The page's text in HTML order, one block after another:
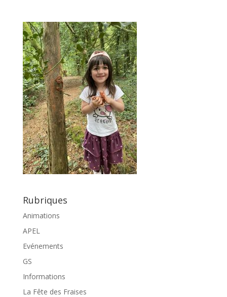
Rubriques
Animations
APEL
Evénements
GS
Informations
La Fête des Fraises